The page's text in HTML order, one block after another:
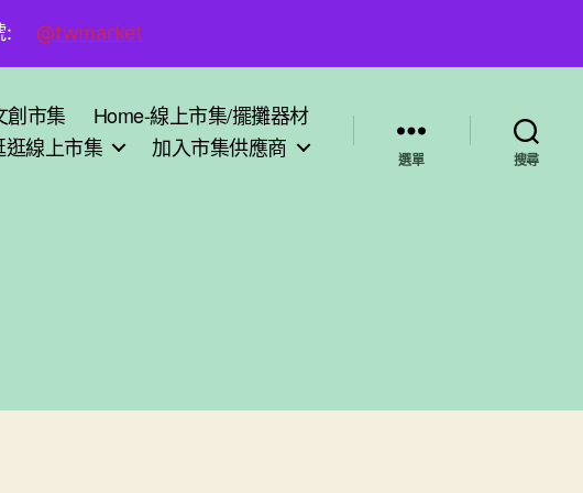
: @twmarket
創市集
Home-線上市集/擺攤器材
逛線上市集 加入市集供應商 選單 搜尋